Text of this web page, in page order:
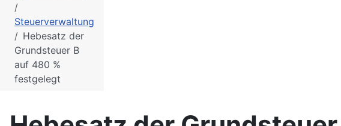
Steuerverwaltung
Hebesatz der
Grundsteuer B
auf 480 %
festgelegt